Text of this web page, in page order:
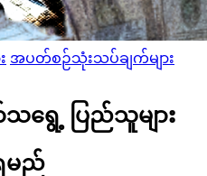
အပတ်စဉ်သုံးသပ်ချက်များ
ရွေ့ ပြည်သူများ
မည်